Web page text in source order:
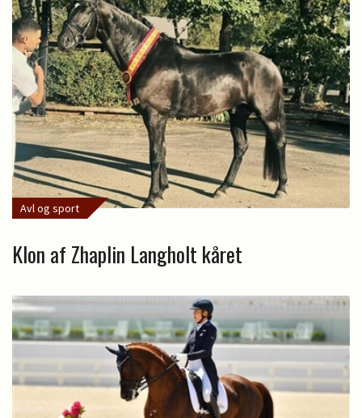
Avl og sport
Klon af Zhaplin Langholt kåret